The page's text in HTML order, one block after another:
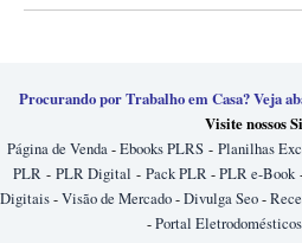
Procurando por Trabalho em Casa? Veja
Visite nossos
Página de Venda-Ebooks PLRS - Planilhas
PLR - PLR Digital - Pack PLR-PLR e-Book
Digitais-Visão de Mercado-Divulga Seo-
-Portal Eletrodomésticos